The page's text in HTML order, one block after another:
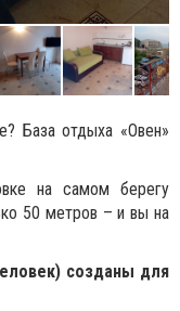
База отдыха «Овен»
на самом берегу
50 метров – и вы на
созданы для